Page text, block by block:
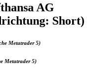
AG
Short)
Metatrader 5)
Metatrader 5)